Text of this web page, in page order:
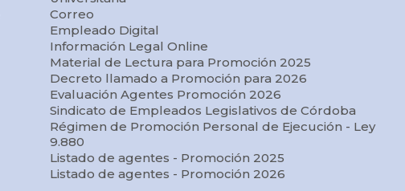
Correo
Empleado Digital
Información Legal Online
Material de Lectura para Promoción 2025
Decreto llamado a Promoción para 2026
Evaluación Agentes Promoción 2026
Sindicato de Empleados Legislativos de Córdoba
Régimen de Promoción Personal de Ejecución - Ley
9.880
Listado de agentes - Promoción 2025
Listado de agentes - Promoción 2026